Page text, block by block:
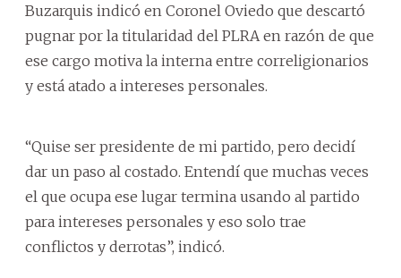
Buzarquis indicó en Coronel Oviedo que descartó
pugnar por la titularidad del PLRA en razón de que
ese cargo motiva la interna entre correligionarios
y está atado a intereses personales.
“Quise ser presidente de mi partido, pero decidí
dar un paso al costado. Entendí que muchas veces
el que ocupa ese lugar termina usando al partido
para intereses personales y eso solo trae
conflictos y derrotas”, indicó.